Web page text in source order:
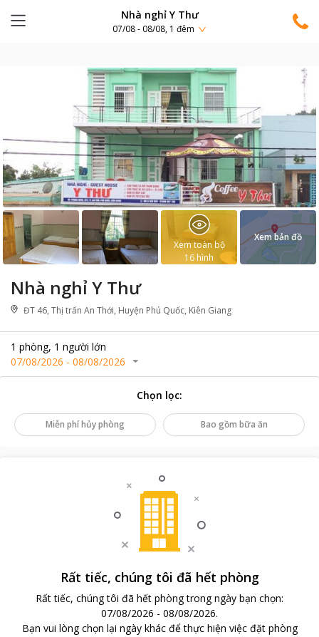
Nhà nghỉ Y Thư
07/08 - 08/08, 1 đêm
Nhà nghỉ Y Thư
ĐT 46, Thị trấn An Thới, Huyện Phú Quốc, Kiên Giang
1 phòng, 1 người lớn
07/08/2026 - 08/08/2026
Xem toàn bộ
16hình
Xem bản đồ
Chọn lọc:
Miễn phí hủy phòng Bao gồm bữa ăn
Rất tiếc, chúng tôi đã hết phòng
Rất tiếc, chúng tôi đã hết phòng trong ngày bạn chọn:
07/08/2026 - 08/08/2026.
Bạn vui lòng chọn lại ngày khác để thực hiện việc đặt phòng